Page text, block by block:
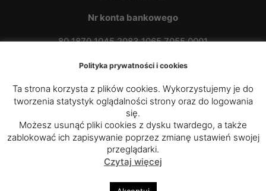
Nr konta bankowego
80 1870 1045 2083 1065 7055 0001
Parafia Rzymskokatolicka p.w. św.
Kazimierza Królewicza w Przybówce
Rzeszowska
Polityka prywatności i cookies
Ta strona korzysta z plików cookies. Wykorzystujemy je do
tworzenia statystyk oglądalności strony oraz do logowania
się.
Możesz usunąć pliki cookies z dysku twardego, a także
zablokować ich zapisywanie poprzez zmianę ustawień swojej
przeglądarki.
Czytaj więcej